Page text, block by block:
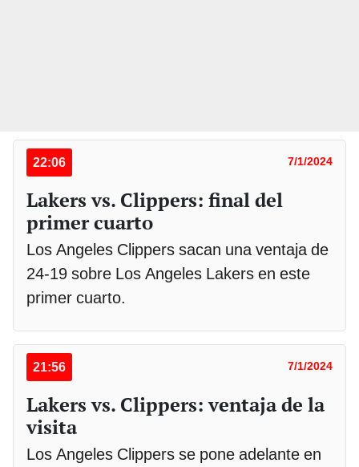
22:06 7/1/2024
Lakers vs. Clippers: final del
primer cuarto
Los Angeles Clippers sacan una ventaja de
24-19 sobre Los Angeles Lakers en este
primer cuarto.
21:56 7/1/2024
Lakers vs. Clippers: ventaja de la
visita
Los Angeles Clippers se pone adelante en